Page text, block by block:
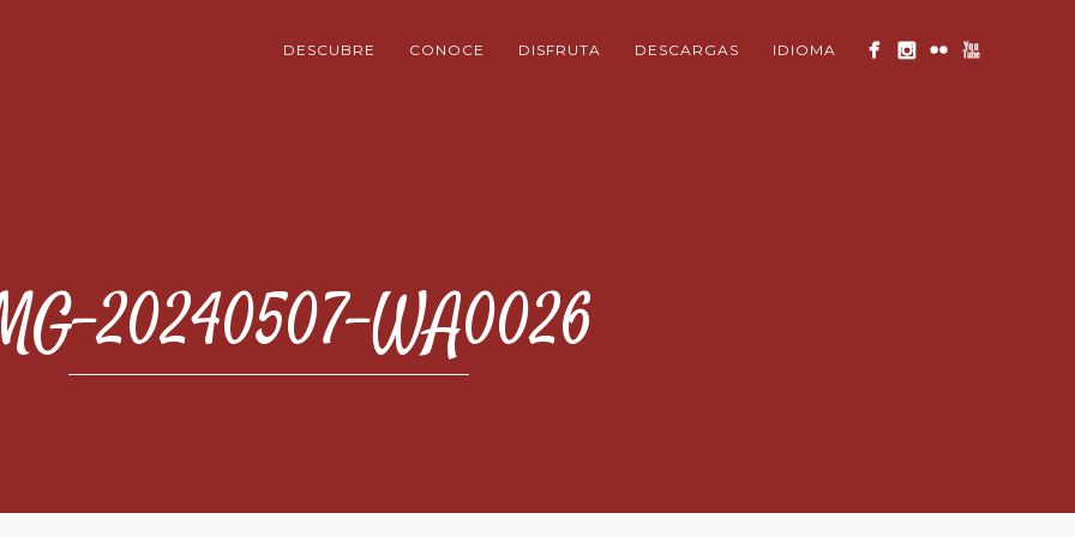
DESCUBRE CONOCE DISFRUTA DESCARGAS IDIOMA
20240507-WA0026